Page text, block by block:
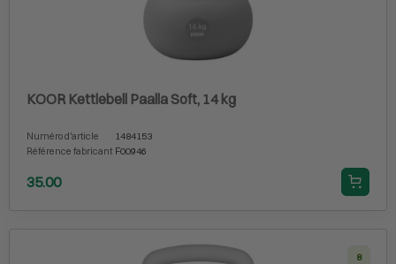
KOOR Kettlebell Paalla Soft, 14 kg
Numéro d'article
1484153
Référence fabricant F00946
35.00
8